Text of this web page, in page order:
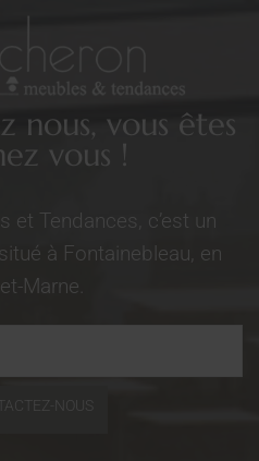
nous, vous êtes
vous !
et Tendances, c’est un
à Fontainebleau, en
Marne.
NOUS